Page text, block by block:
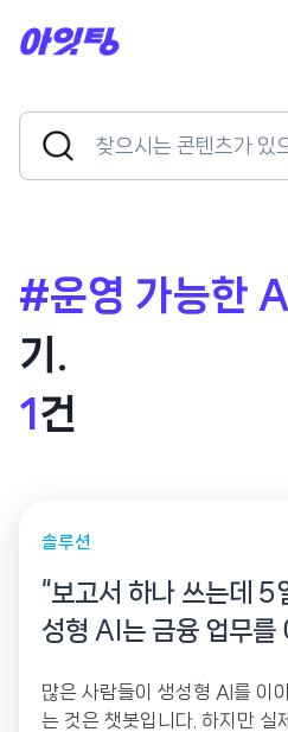
Search
Search
Button
#운영 가능한 AI
기.
1 건
솔루션
“보고서 하나 쓰는데 5
성형 AI는 금융 업무를
많은 사람들이 생성형 AI를 이
는 것은 챗봇입니다. 하지만 실